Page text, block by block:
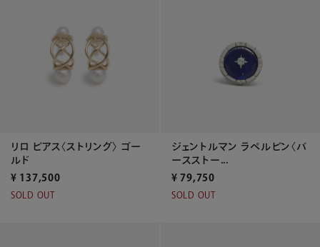
リロ ピアス〈ストリング〉 ゴー
ルド
¥ 137,500
SOLD OUT
ジェントルマン ラペルピン〈バ
ースストー...
¥ 79,750
SOLD OUT